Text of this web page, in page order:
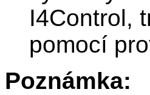
I4Control,
pomocí
Poznámka: